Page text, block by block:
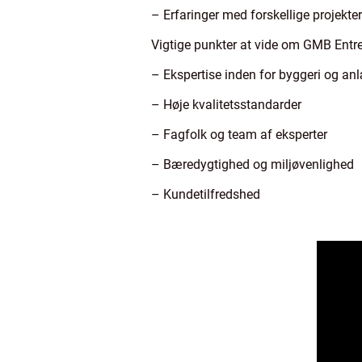
– Erfaringer med forskellige projekter
Vigtige punkter at vide om GMB
– Ekspertise inden for byggeri og
– Høje kvalitetsstandarder
– Fagfolk og team af eksperter
– Bæredygtighed og miljøvenlighed
– Kundetilfredshed